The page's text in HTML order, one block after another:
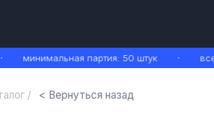
минимальная партия: 50 штук все
< Вернуться назад